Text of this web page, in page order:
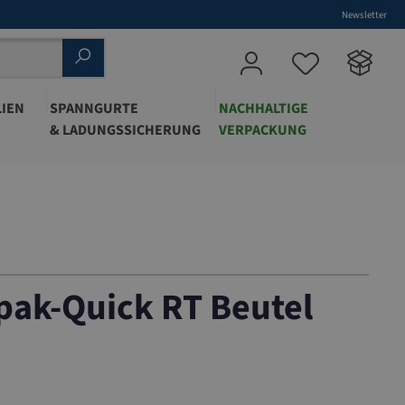
Newsletter
SPANNGURTE
& LADUNGSSICHERUNG
NACHHALTIGE
VERPACKUNG
Quick RT Beutel